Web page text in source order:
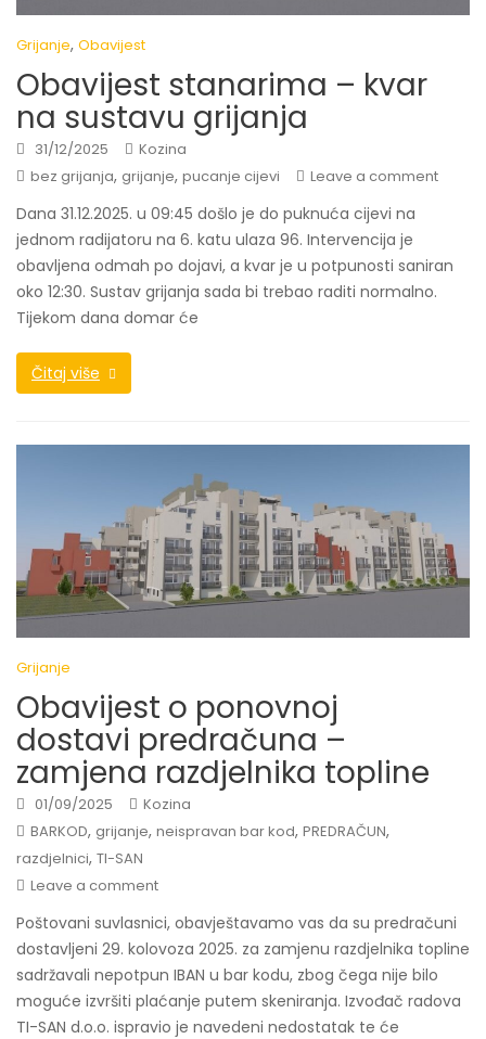
Grijanje, Obavijest
Obavijest stanarima – kvar
na sustavu grijanja
31/12/2025
Kozina
bez grijanja, grijanje, pucanje cijevi Leave a comment
Dana 31.12.2025. u 09:45 došlo je do puknuća cijevi na
jednom radijatoru na 6. katu ulaza 96. Intervencija je
obavljena odmah po dojavi, a kvar je u potpunosti saniran
oko 12:30. Sustav grijanja sada bi trebao raditi normalno.
Tijekom dana domar će
Čitaj više
Grijanje
Obavijest o ponovnoj
dostavi predračuna –
zamjena razdjelnika topline
01/09/2025
Kozina
BARKOD, grijanje, neispravan bar kod, PREDRAČUN,
razdjelnici, TI-SAN
Leave a comment
Poštovani suvlasnici, obavještavamo vas da su predračuni
dostavljeni 29. kolovoza 2025. za zamjenu razdjelnika topline
sadržavali nepotpun IBAN u bar kodu, zbog čega nije bilo
moguće izvršiti plaćanje putem skeniranja. Izvođač radova
TI-SAN d.o.o. ispravio je navedeni nedostatak te će